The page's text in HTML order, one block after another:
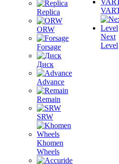
Replica
ORW
Forsage
Диск
Advance
Remain
SRW
Khomen
Wheels
Next
Level